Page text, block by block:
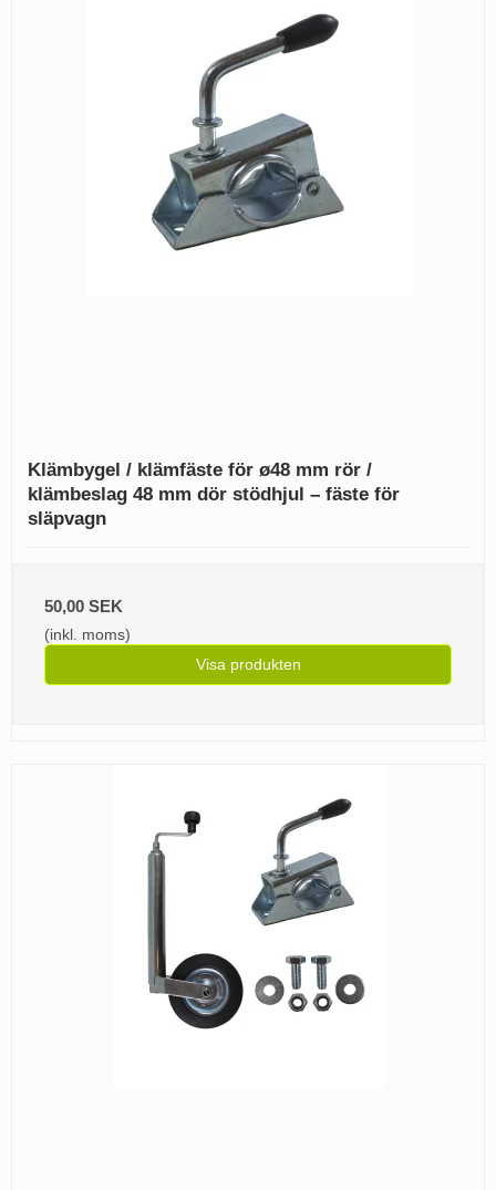
Klämbygel / klämfäste för ø48 mm rör /
klämbeslag 48 mm dör stödhjul – fäste för
släpvagn
50,00 SEK
(inkl. moms)
Visa produkten